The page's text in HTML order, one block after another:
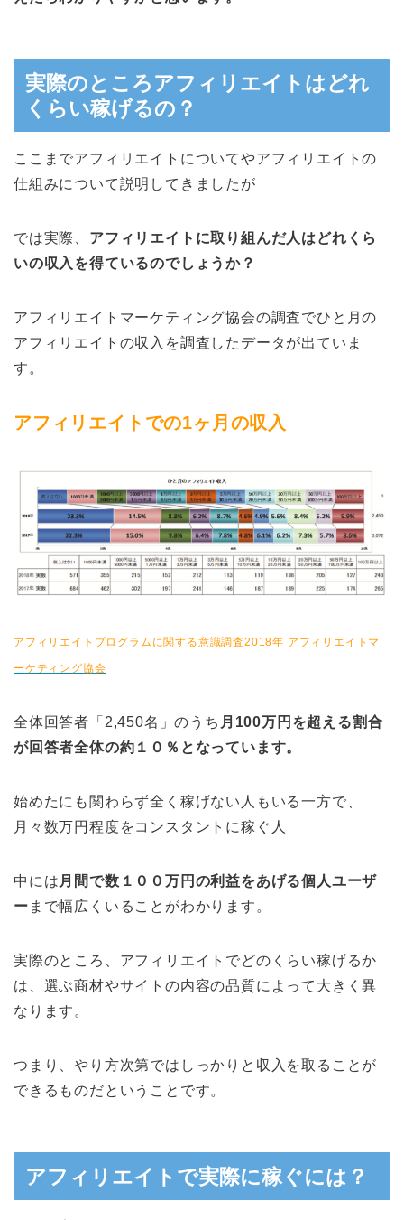
実際のところアフィリエイトはどれ
くらい稼げるの？
ここまでアフィリエイトについてやアフィリエイトの
仕組みについて説明してきましたが
では実際、 アフィリエイトに取り組んだ人はどれくら
いの収入を得ているのでしょうか？
アフィリエイトマーケティング協会の調査でひと月の
アフィリエイトの収入を調査したデータが出ていま
す。
アフィリエイトでの1ヶ月の収入
アフィリエイトプログラムに関する意識調査2018年 アフィリエイトマ
ーケティング協会
全体回答者「2,450名」のうち 月100万円を超える割合
が回答者全体の約１０％となっています。
始めたにも関わらず全く稼げない人もいる一方で、
月々数万円程度をコンスタントに稼ぐ人
中には 月間で数１００万円の利益をあげる個人ユーザ
ー まで幅広くいることがわかります。
実際のところ、アフィリエイトでどのくらい稼げるか
は、選ぶ商材やサイトの内容の品質によって大きく異
なります。
つまり、やり方次第ではしっかりと収入を取ることが
できるものだということです。
アフィリエイトで実際に稼ぐには？